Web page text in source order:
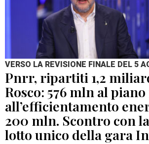
VERSO LA REVISIONE FINALE DEL 5
Pnrr, ripartiti 1,2
Rosco: 576 mln al
all’efficientamento
200 mln. Scontro con
lotto unico della gara